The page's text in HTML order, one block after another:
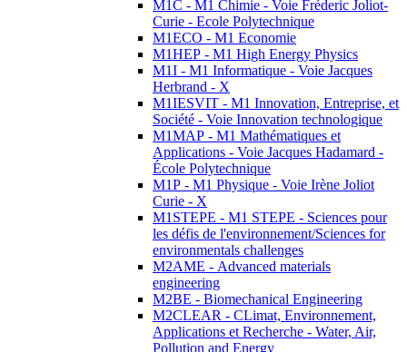
M1C - M1 Chimie - Voie Fréderic Joliot-
Curie - Ecole Polytechnique
M1ECO - M1 Economie
M1HEP - M1 High Energy Physics
M1I - M1 Informatique - Voie Jacques
Herbrand - X
M1IESVIT - M1 Innovation, Entreprise, et
Société - Voie Innovation technologique
M1MAP - M1 Mathématiques et
Applications - Voie Jacques Hadamard -
École Polytechnique
M1P - M1 Physique - Voie Irène Joliot
Curie - X
M1STEPE - M1 STEPE - Sciences pour
les défis de l'environnement/Sciences for
environmentals challenges
M2AME - Advanced materials
engineering
M2BE - Biomechanical Engineering
M2CLEAR - CLimat, Environnement,
Applications et Recherche - Water, Air,
Pollution and Energy